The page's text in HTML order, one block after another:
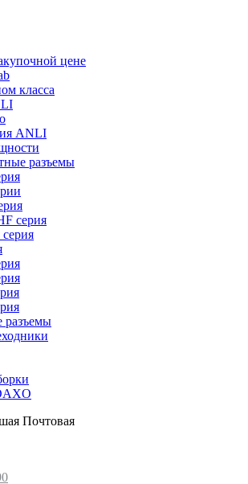
цене
класса
ANLI
разъемы
серия
разъемы
Почтовая